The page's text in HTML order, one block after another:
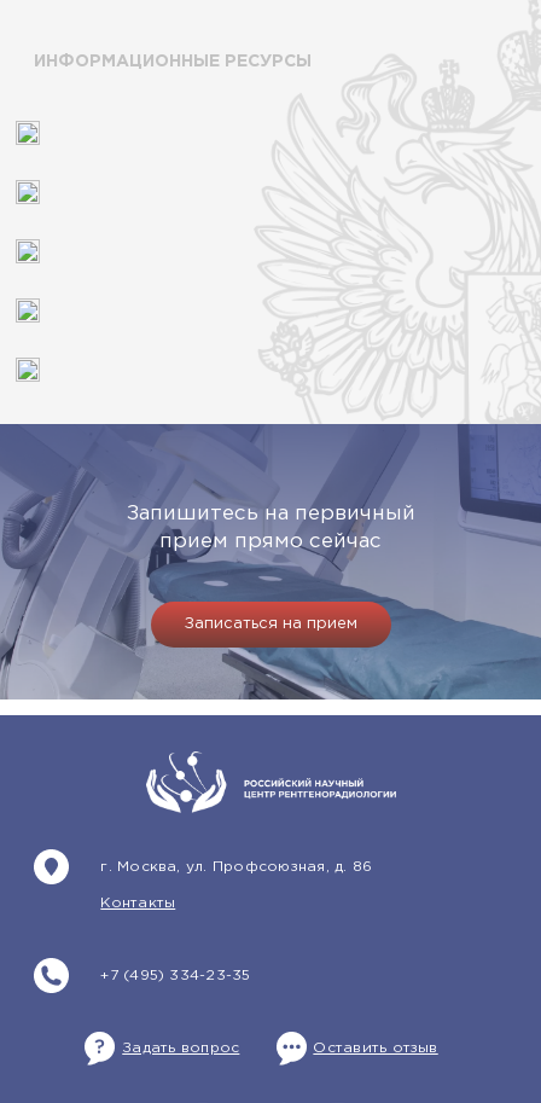
ИНФОРМАЦИОННЫЕ РЕСУРСЫ
Запишитесь на первичный
прием прямо сейчас
Записаться на прием
+7 (495) 334-23-35
г. Москва, ул. Профсоюзная, д. 86
Контакты
Задать вопрос Оставить отзыв